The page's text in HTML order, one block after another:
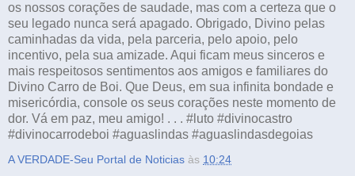
os nossos corações de saudade, mas com a certeza que o
seu legado nunca será apagado. Obrigado, Divino pelas
caminhadas da vida, pela parceria, pelo apoio, pelo
incentivo, pela sua amizade. Aqui ficam meus sinceros e
mais respeitosos sentimentos aos amigos e familiares do
Divino Carro de Boi. Que Deus, em sua infinita bondade e
misericórdia, console os seus corações neste momento de
dor. Vá em paz, meu amigo! . . . #luto #divinocastro
#divinocarrodeboi #aguaslindas #aguaslindasdegoias
A VERDADE-Seu Portal de Noticias às 10:24